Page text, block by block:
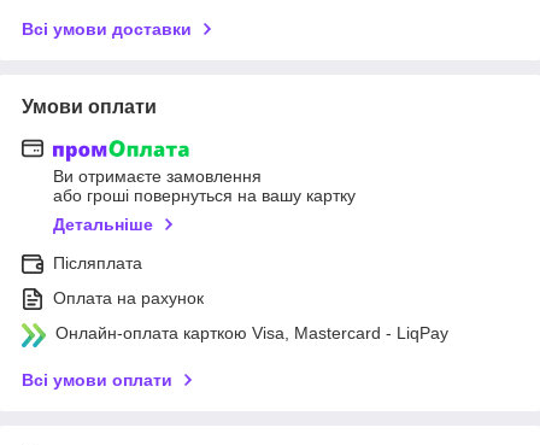
Всі умови доставки
Умови оплати
Ви отримаєте замовлення
або гроші повернуться на вашу картку
Детальніше
Післяплата
Оплата на рахунок
Онлайн-оплата карткою Visa, Mastercard - LiqPay
Всі умови оплати